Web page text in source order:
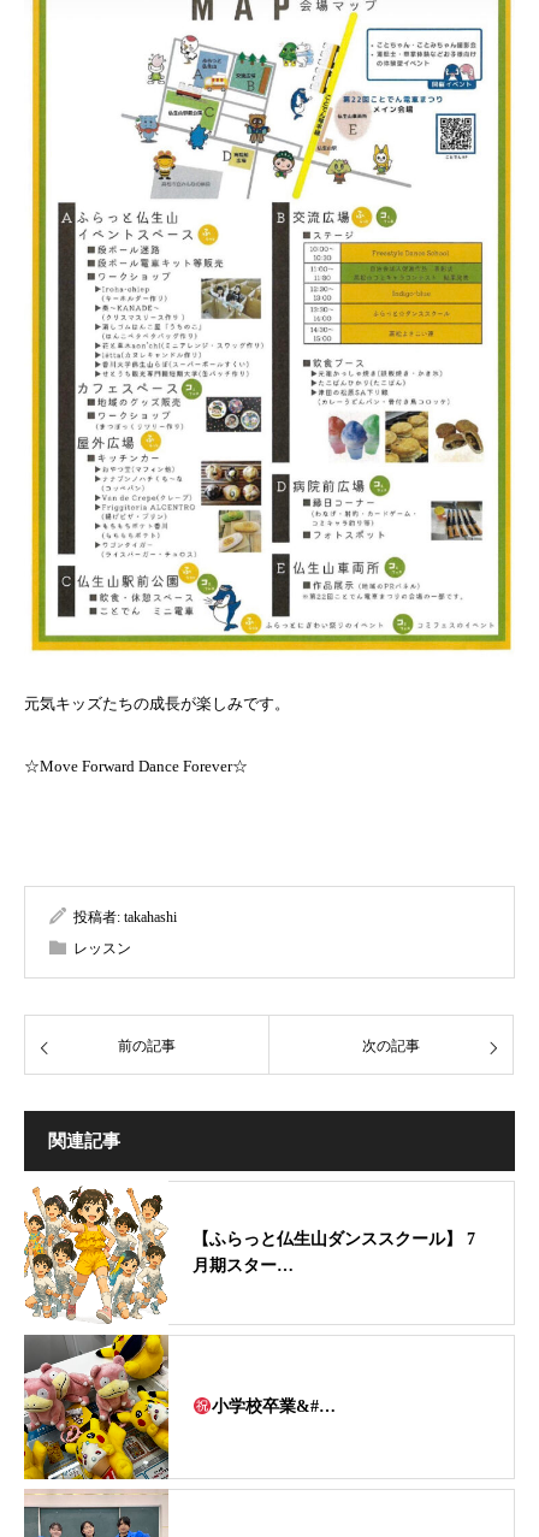
元気キッズたちの成長が楽しみです。
☆Move Forward Dance Forever☆
投稿者: takahashi
レッスン
前の記事 次の記事
関連記事
【ふらっと仏生山ダンススクール】 7
月期スター…
小学校卒業&#…